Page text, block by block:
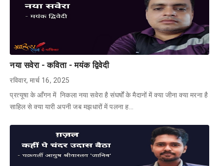
नया सवेरा - कविता - मयंक द्विवेदी
रविवार, मार्च 16, 2025
प्रत्यूषा के आँगन में निकला नया सवेरा है संघर्षों के मैदानों में क्या जीना क्या मरना है
साहिल से क्या यारी अपनी जब मझधारों में पलना ह…